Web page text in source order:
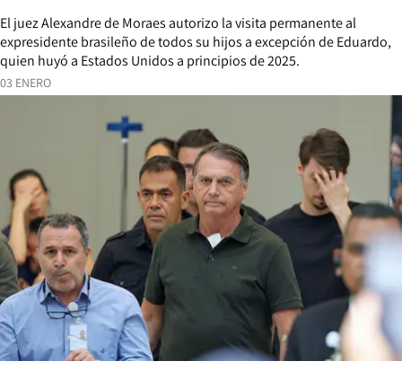
03 ENERO
El juez Alexandre de Moraes autorizo la visita permanente al
expresidente brasileño de todos su hijos a excepción de Eduardo,
quien huyó a Estados Unidos a principios de 2025.